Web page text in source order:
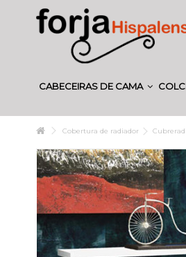
CABECEIRAS DE CAMA
Cobertura de radiador